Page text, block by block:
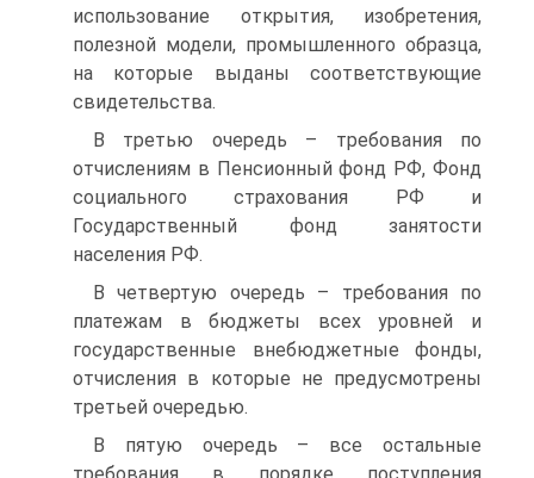
использование открытия, изобретения,
полезной модели, промышленного образца,
на которые выданы соответствующие
свидетельства.
В третью очередь – требования по
отчислениям в Пенсионный фонд РФ, Фонд
социального страхования РФ и
Государственный фонд занятости
населения РФ.
В четвертую очередь – требования по
платежам в бюджеты всех уровней и
государственные внебюджетные фонды,
отчисления в которые не предусмотрены
третьей очередью.
В пятую очередь – все остальные